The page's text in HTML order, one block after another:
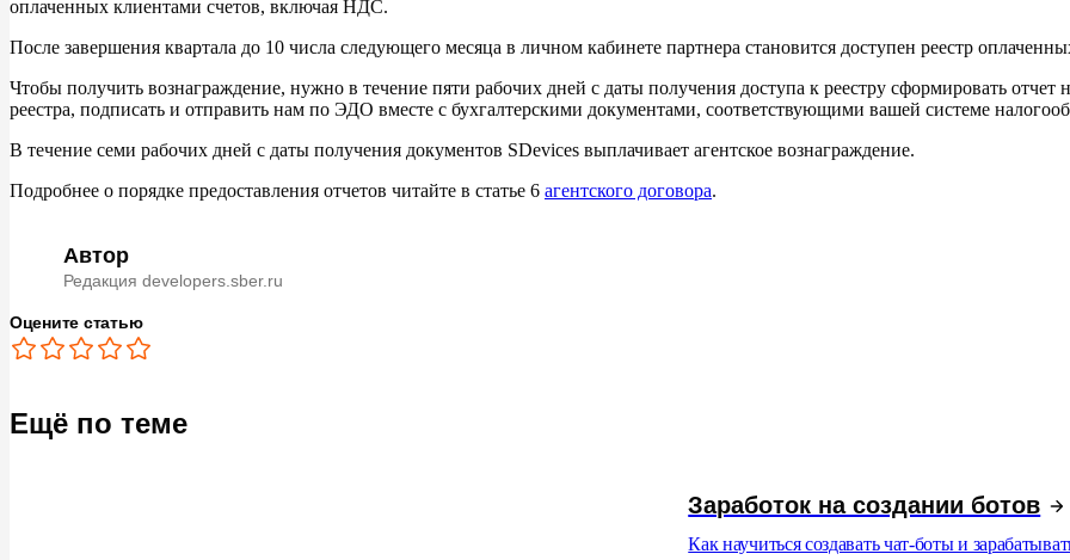
оплаченных клиентами счетов, включая НДС.
После завершения квартала до 10 числа следующего месяца в личном кабинете партнера становится доступен реестр
Чтобы получить вознаграждение, нужно в течение пяти рабочих дней с даты получения доступа к реестру сформировать отчет
реестра, подписать и отправить нам по ЭДО вместе с бухгалтерскими документами, соответствующими вашей системе
В течение семи рабочих дней с даты получения документов SDevices выплачивает агентское вознаграждение.
Подробнее о порядке предоставления отчетов читайте в статье 6 агентского договора.
Автор
Редакция developers.sber.ru
Оцените статью
Ещё по теме
Заработок на создании ботов
Как научиться создавать чат-боты и